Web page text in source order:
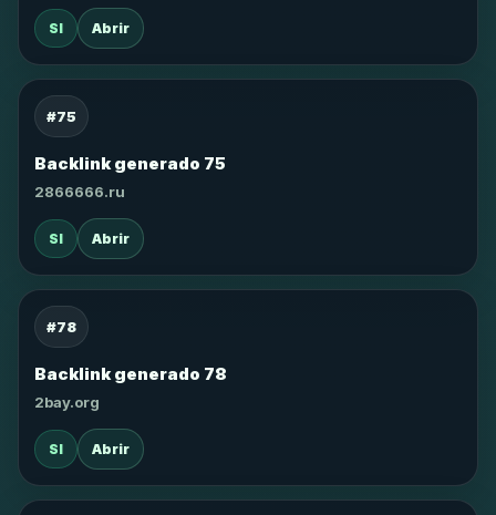
SI Abrir
#75
Backlink generado 75
2866666.ru
SI Abrir
#78
Backlink generado 78
2bay.org
SI Abrir